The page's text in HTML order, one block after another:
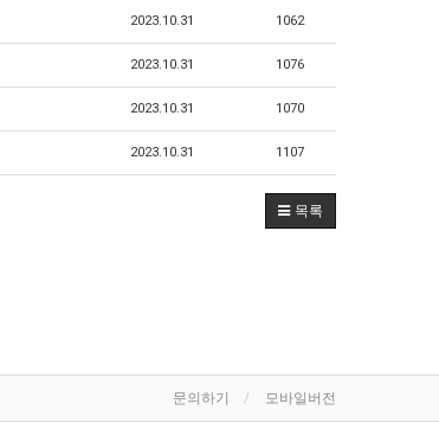
2023.10.31 1062
2023.10.31 1076
2023.10.31 1070
2023.10.31 1107
목록
문의하기 모바일버전